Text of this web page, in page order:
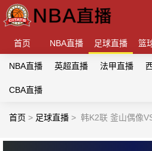
首页 NBA直播 足球直播 篮
NBA直播 英超直播 法甲直播
CBA直播
首页 > 足球直播 > 韩K2联 釜山偶像